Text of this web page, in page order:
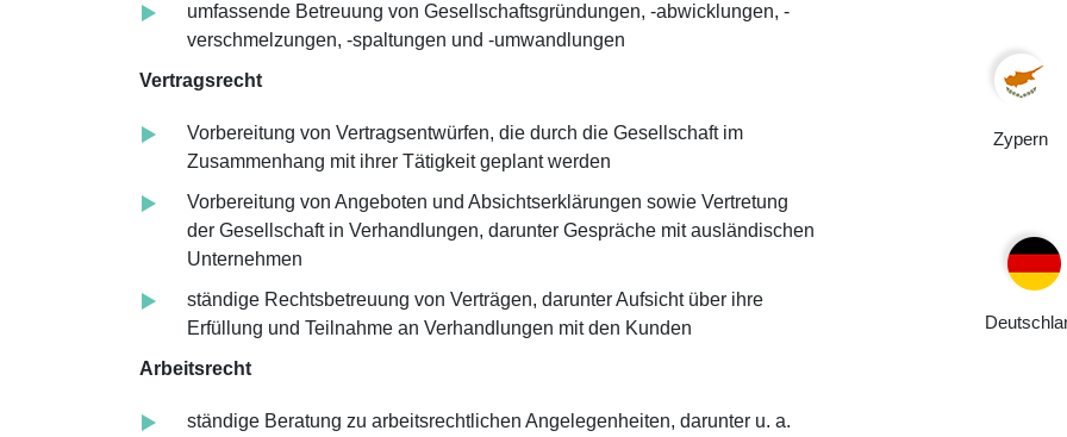
umfassende Betreuung von Gesellschaftsgründungen, -abwicklungen, -
verschmelzungen, -spaltungen und -umwandlungen
Vertragsrecht
Vorbereitung von Vertragsentwürfen, die durch die Gesellschaft im
Zusammenhang mit ihrer Tätigkeit geplant werden
Vorbereitung von Angeboten und Absichtserklärungen sowie Vertretung
der Gesellschaft in Verhandlungen, darunter Gespräche mit ausländischen
Unternehmen
ständige Rechtsbetreuung von Verträgen, darunter Aufsicht über ihre
Erfüllung und Teilnahme an Verhandlungen mit den Kunden
Arbeitsrecht
ständige Beratung zu arbeitsrechtlichen Angelegenheiten, darunter u. a.
Zypern